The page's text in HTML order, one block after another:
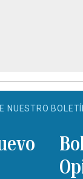
NUESTRO